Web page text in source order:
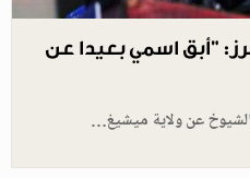
"أبق اسمي بعيدا عن
عن ولاية ميشيغ…